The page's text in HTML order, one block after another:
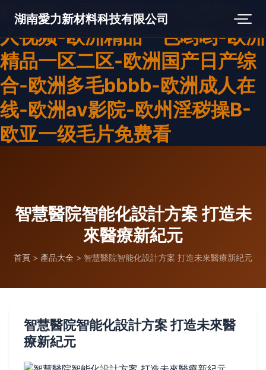
欧洲美女屁股眼交3-欧洲老女
人视频-欧洲精品一色哟哟-欧洲
精品一区二区-欧洲国产日产综
合-欧洲多毛bbbb-欧洲成人在
线-欧洲av影院-欧州淫秽操B-
欧亚一级毛片免费看
湖南愛力新材料科技有限公司
智慧醫院智能化設計方案 打造未
來醫療新紀元
首頁 > 產品大全 > 智慧醫院智能化設計方案 打造未來醫療新紀元
智慧醫院智能化設計方案 打造未來醫
療新紀元